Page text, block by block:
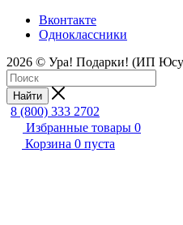
Вконтакте
Одноклассники
2026 © Ура! Подарки! (ИП
Найти
8 (800) 333 2702
Избранные товары 0
Корзина 0 пуста